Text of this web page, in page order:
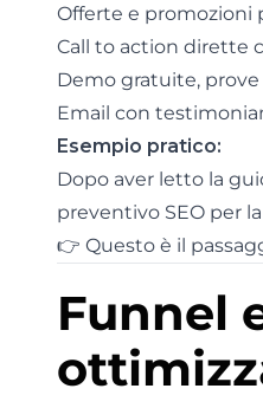
Offerte e promozioni
Call to action dirette
Demo gratuite,
Email con
Esempio pratico:
Dopo aver letto la
preventivo SEO per
👉 Questo è il
Funnel